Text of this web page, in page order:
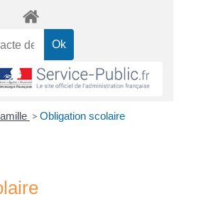
> Obligation scolaire